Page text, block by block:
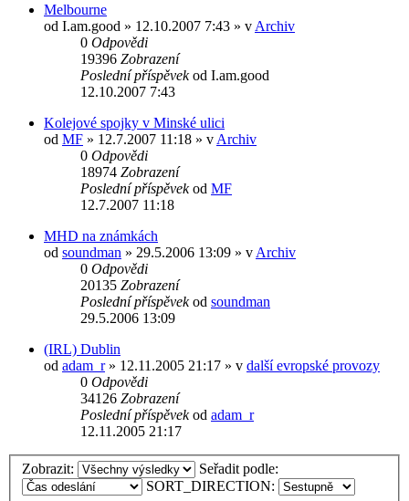
Melbourne
od I.am.good » 12.10.2007 7:43 » v Archiv
0 Odpovědi
19396 Zobrazení
Poslední příspěvekod I.am.good
12.10.2007 7:43
Kolejové spojky v Minské ulici
od MF » 12.7.2007 11:18 » v Archiv
0 Odpovědi
18974 Zobrazení
Poslední příspěvekod MF
12.7.2007 11:18
MHD na známkách
od soundman » 29.5.2006 13:09 » v Archiv
0 Odpovědi
20135 Zobrazení
Poslední příspěvekod soundman
29.5.2006 13:09
(IRL) Dublin
od adam_r» 12.11.2005 21:17 » v další evropské provozy
0 Odpovědi
34126 Zobrazení
Poslední příspěvekod adam_r
12.11.2005 21:17
Zobrazit:
Seřadit podle:
SORT_DIRECTION: